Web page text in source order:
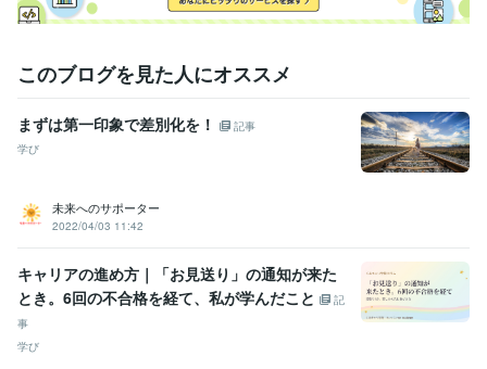
このブログを見た人にオススメ
まずは第一印象で差別化を！
記事
学び
未来へのサポーター
2022/04/03 11:42
キャリアの進め方｜「お見送り」の通知が来た
とき。6回の不合格を経て、私が学んだこと
記
事
学び